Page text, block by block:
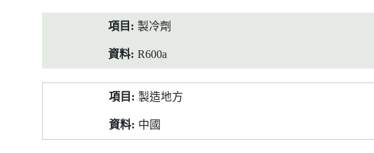
製冷劑
R600a
製造地方
中國